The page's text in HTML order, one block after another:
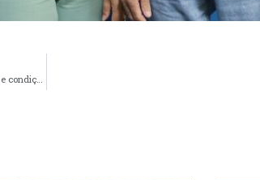
Prefeitura realiza limpeza e retirada de entulhos na Vila Rosa, visando melhorar segurança e condições urbanas